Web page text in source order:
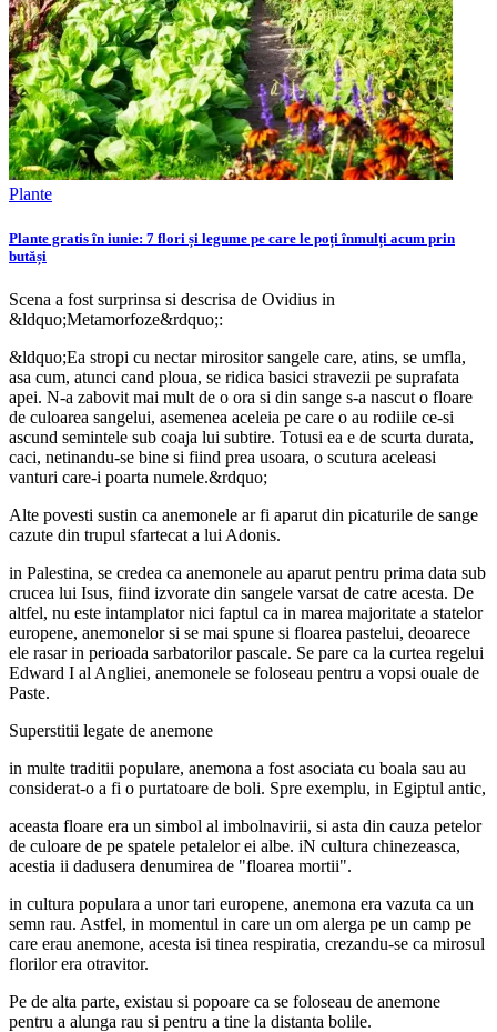
Plante
Plante gratis în iunie: 7 flori și legume pe care le poți înmulți acum prin
butăși
Scena a fost surprinsa si descrisa de Ovidius in
&ldquo;Metamorfoze&rdquo;:
&ldquo;Ea stropi cu nectar mirositor sangele care, atins, se umfla,
asa cum, atunci cand ploua, se ridica basici stravezii pe suprafata
apei. N-a zabovit mai mult de o ora si din sange s-a nascut o floare
de culoarea sangelui, asemenea aceleia pe care o au rodiile ce-si
ascund semintele sub coaja lui subtire. Totusi ea e de scurta durata,
caci, netinandu-se bine si fiind prea usoara, o scutura aceleasi
vanturi care-i poarta numele.&rdquo;
Alte povesti sustin ca anemonele ar fi aparut din picaturile de sange
cazute din trupul sfartecat a lui Adonis.
in Palestina, se credea ca anemonele au aparut pentru prima data sub
crucea lui Isus, fiind izvorate din sangele varsat de catre acesta. De
altfel, nu este intamplator nici faptul ca in marea majoritate a statelor
europene, anemonelor si se mai spune si floarea pastelui, deoarece
ele rasar in perioada sarbatorilor pascale. Se pare ca la curtea regelui
Edward I al Angliei, anemonele se foloseau pentru a vopsi ouale de
Paste.
Superstitii legate de anemone
in multe traditii populare, anemona a fost asociata cu boala sau au
considerat-o a fi o purtatoare de boli. Spre exemplu, in Egiptul antic,
aceasta floare era un simbol al imbolnavirii, si asta din cauza petelor
de culoare de pe spatele petalelor ei albe. iN cultura chinezeasca,
acestia ii dadusera denumirea de "floarea mortii".
in cultura populara a unor tari europene, anemona era vazuta ca un
semn rau. Astfel, in momentul in care un om alerga pe un camp pe
care erau anemone, acesta isi tinea respiratia, crezandu-se ca mirosul
florilor era otravitor.
Pe de alta parte, existau si popoare ca se foloseau de anemone
pentru a alunga rau si pentru a tine la distanta bolile.